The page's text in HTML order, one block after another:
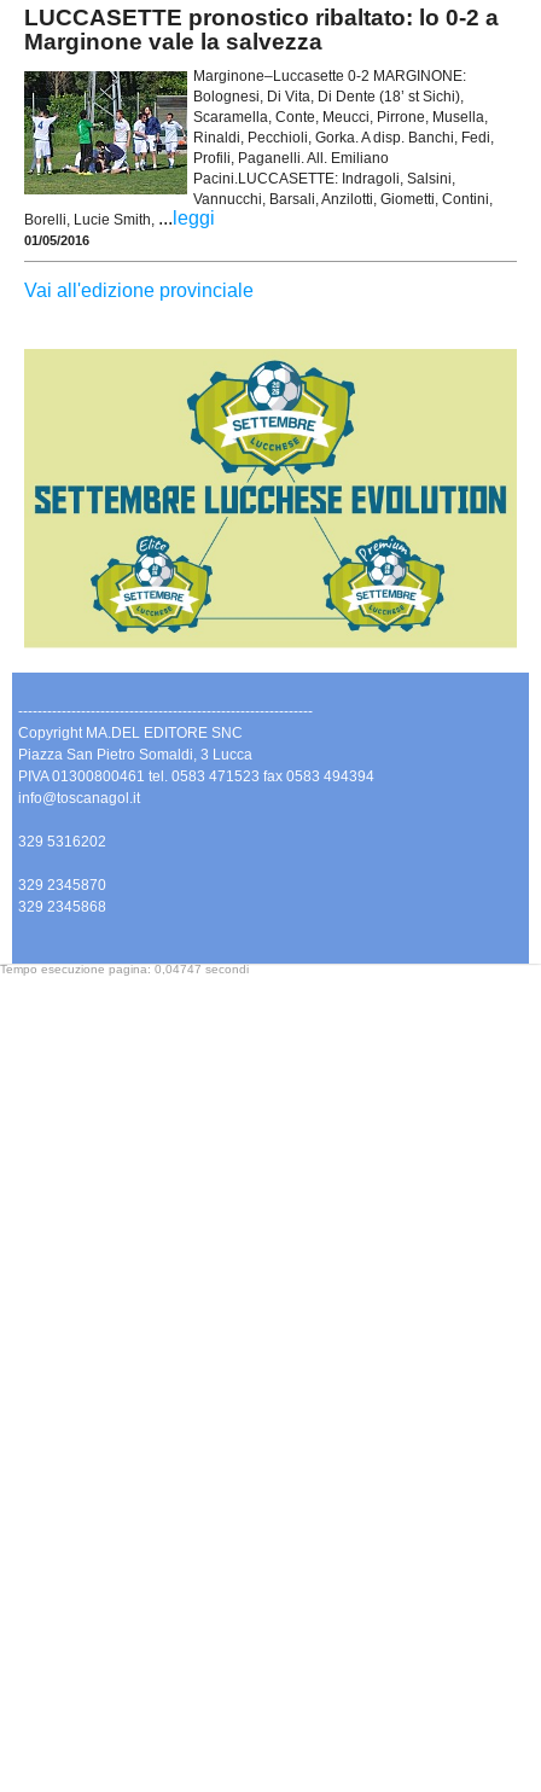
LUCCASETTE pronostico ribaltato: lo 0-2 a
Marginone vale la salvezza
Marginone–Luccasette 0-2 MARGINONE:
Bolognesi, Di Vita, Di Dente (18’ st Sichi),
Scaramella, Conte, Meucci, Pirrone, Musella,
Rinaldi, Pecchioli, Gorka. A disp. Banchi, Fedi,
Profili, Paganelli. All. Emiliano
Pacini.LUCCASETTE: Indragoli, Salsini,
Vannucchi, Barsali, Anzilotti, Giometti, Contini,
Borelli, Lucie Smith, ... leggi
01/05/2016
Vai all'edizione provinciale
-------------------------------------------------------------
Copyright MA.DEL EDITORE SNC
Piazza San Pietro Somaldi, 3 Lucca
PIVA 01300800461 tel. 0583 471523 fax 0583 494394
info@toscanagol.it
329 5316202
329 2345870
329 2345868
Tempo esecuzione pagina: 0,04747 secondi